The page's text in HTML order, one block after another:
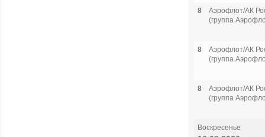
8
Аэрофлот/АК
(группа
8
Аэрофлот/АК
(группа
8
Аэрофлот/АК
(группа
Воскресенье